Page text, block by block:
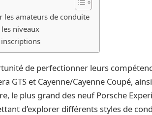
les amateurs de conduite
niveaux
de perfectionner leurs
GTS et Cayenne/Cayenne Coupé,
le plus grand des neuf Porsche
d’explorer différents styles de